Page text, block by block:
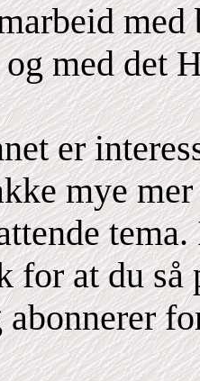
med
med det
er
mye
for at du